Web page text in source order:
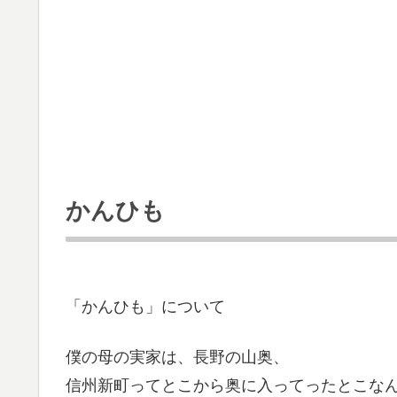
かんひも
「かんひも」について
僕の母の実家は、長野の山奥、
信州新町ってとこから奥に入ってったとこな